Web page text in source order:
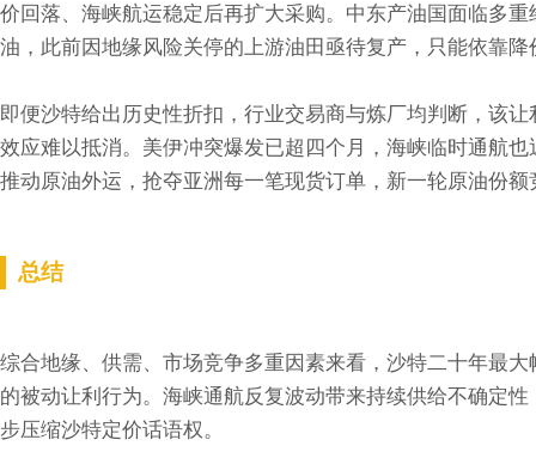
价回落、海峡航运稳定后再扩大采购。中东产油国面临多
油，此前因地缘风险关停的上游油田亟待复产，只能依靠
即便沙特给出历史性折扣，行业交易商与炼厂均判断，该
效应难以抵消。美伊冲突爆发已超四个月，海峡临时通航
推动原油外运，抢夺亚洲每一笔现货订单，新一轮原油份
总结
综合地缘、供需、市场竞争多重因素来看，沙特二十年最
的被动让利行为。海峡通航反复波动带来持续供给不确定
步压缩沙特定价话语权。